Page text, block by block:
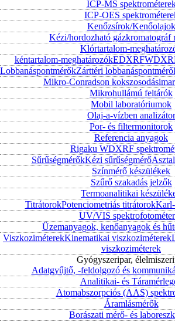
ICP-MS
ICP-OES
Kenőzsírok/Kenőolajok
Kézi/hordozható gázkromatográf
Klórtartalom-
kéntartalom-meghatározókEDXRF
LobbanáspontmérőkZárttéri
Mikro-Conradson
Mikrohullámú feltárók
Mobil laboratóriumok
Olaj-a-vízben analizátor
Por- és filtermonitorok
Referencia anyagok
Rigaku WDXRF
SűrűségmérőkKézi sűrűségmérő
Színmérő készülékek
Szűrő szakadás jelzők
Termoanalitikai
TitrátorokPotenciometriás titrátorok
UV/VIS
Üzemanyagok, kenőanyagok és
ViszkoziméterekKinematikai viszkoziméterek
viszkoziméterek
Gyógyszeripar,
Adatgyűjtő, -feldolgozó és
Analitikai- és
Atomabszorpciós (AAS)
Áramlásmérők
Borászati mérő- és